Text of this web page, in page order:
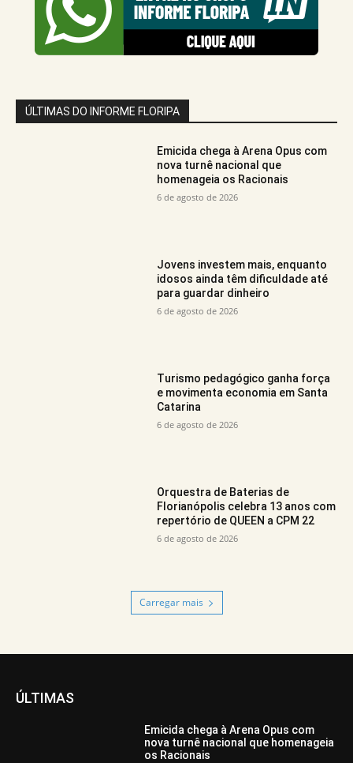
ÚLTIMAS DO INFORME FLORIPA
Emicida chega à Arena Opus com
nova turnê nacional que
homenageia os Racionais
6 de agosto de 2026
Jovens investem mais, enquanto
idosos ainda têm dificuldade até
para guardar dinheiro
6 de agosto de 2026
Turismo pedagógico ganha força
e movimenta economia em Santa
Catarina
6 de agosto de 2026
Orquestra de Baterias de
Florianópolis celebra 13 anos com
repertório de QUEEN a CPM 22
6 de agosto de 2026
Carregar mais
ÚLTIMAS
Emicida chega à Arena Opus com
nova turnê nacional que homenageia
os Racionais